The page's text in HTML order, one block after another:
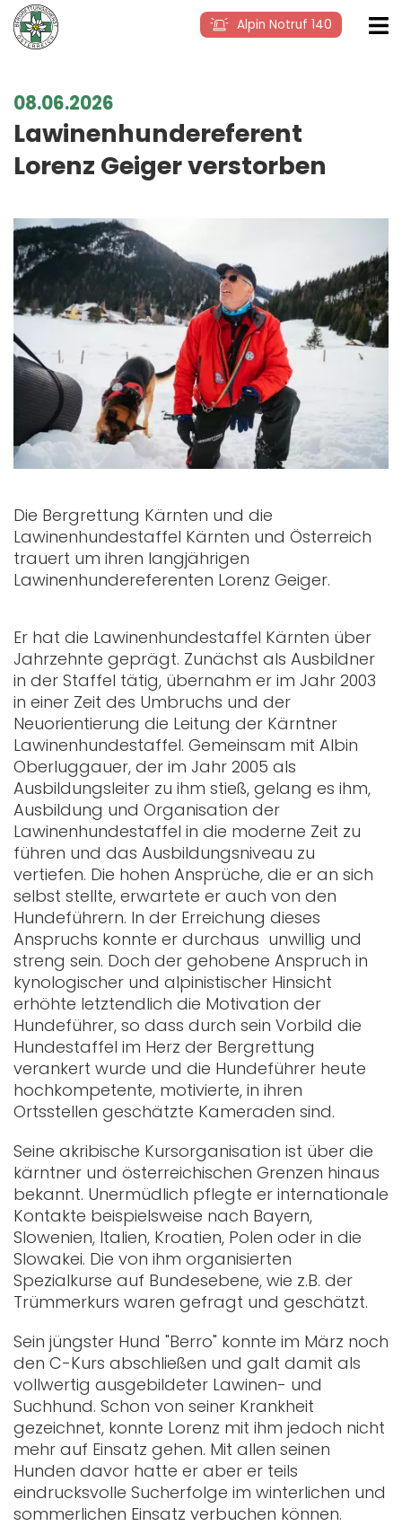
Alpin Notruf 140
08.06.2026
Lawinenhundereferent
Lorenz Geiger verstorben
Die Bergrettung Kärnten und die
Lawinenhundestaffel Kärnten und Österreich
trauert um ihren langjährigen
Lawinenhundereferenten Lorenz Geiger.
Er hat die Lawinenhundestaffel Kärnten über
Jahrzehnte geprägt. Zunächst als Ausbildner
in der Staffel tätig, übernahm er im Jahr 2003
in einer Zeit des Umbruchs und der
Neuorientierung die Leitung der Kärntner
Lawinenhundestaffel. Gemeinsam mit Albin
Oberluggauer, der im Jahr 2005 als
Ausbildungsleiter zu ihm stieß, gelang es ihm,
Ausbildung und Organisation der
Lawinenhundestaffel in die moderne Zeit zu
führen und das Ausbildungsniveau zu
vertiefen. Die hohen Ansprüche, die er an sich
selbst stellte, erwartete er auch von den
Hundeführern. In der Erreichung dieses
Anspruchs konnte er durchaus unwillig und
streng sein. Doch der gehobene Anspruch in
kynologischer und alpinistischer Hinsicht
erhöhte letztendlich die Motivation der
Hundeführer, so dass durch sein Vorbild die
Hundestaffel im Herz der Bergrettung
verankert wurde und die Hundeführer heute
hochkompetente, motivierte, in ihren
Ortsstellen geschätzte Kameraden sind.
Seine akribische Kursorganisation ist über die
kärntner und österreichischen Grenzen hinaus
bekannt. Unermüdlich pflegte er internationale
Kontakte beispielsweise nach Bayern,
Slowenien, Italien, Kroatien, Polen oder in die
Slowakei. Die von ihm organisierten
Spezialkurse auf Bundesebene, wie z.B. der
Trümmerkurs waren gefragt und geschätzt.
Sein jüngster Hund "Berro" konnte im März noch
den C-Kurs abschließen und galt damit als
vollwertig ausgebildeter Lawinen- und
Suchhund. Schon von seiner Krankheit
gezeichnet, konnte Lorenz mit ihm jedoch nicht
mehr auf Einsatz gehen. Mit allen seinen
Hunden davor hatte er aber er teils
eindrucksvolle Sucherfolge im winterlichen und
sommerlichen Einsatz verbuchen können.